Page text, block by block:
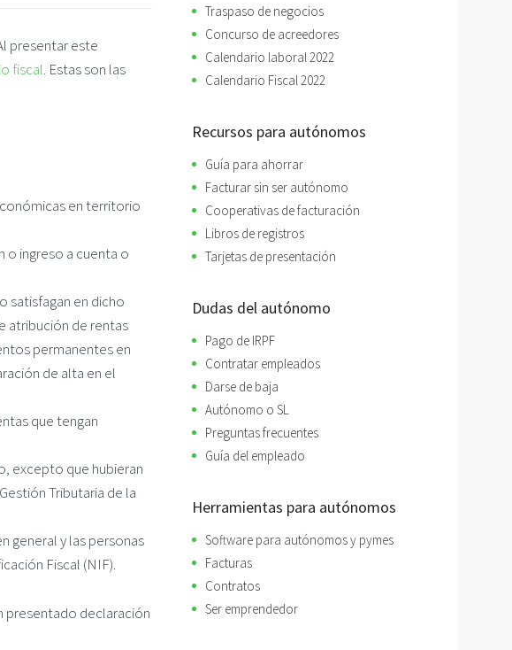
presentar este
fiscal. Estas son las
en territorio
o ingreso a cuenta o
satisfagan en dicho
atribución de rentas
permanentes en
de alta en el
que tengan
excepto que hubieran
Tributaria de la
general y las personas
Fiscal (NIF).
presentado declaración
Traspaso de negocios
Concurso de acreedores
Calendario laboral 2022
Calendario Fiscal 2022
Recursos para autónomos
Guía para ahorrar
Facturar sin ser autónomo
Cooperativas de facturación
Libros de registros
Tarjetas de presentación
Dudas del autónomo
Pago de IRPF
Contratar empleados
Darse de baja
Autónomo o SL
Preguntas frecuentes
Guía del empleado
Herramientas para autónomos
Software para autónomos y pymes
Facturas
Contratos
Ser emprendedor